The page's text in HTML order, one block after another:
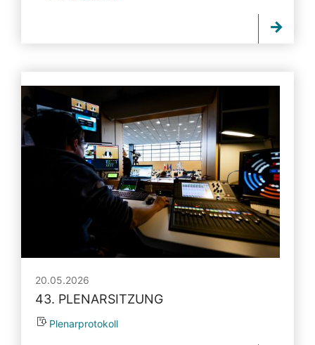
20.05.2026
43. PLENARSITZUNG
Plenarprotokoll